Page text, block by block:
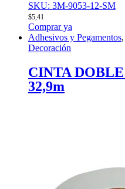
SKU: 3M-9053-12-SM
$5,41
Comprar ya
Adhesivos y Pegamentos,
Decoración
CINTA
32,9m